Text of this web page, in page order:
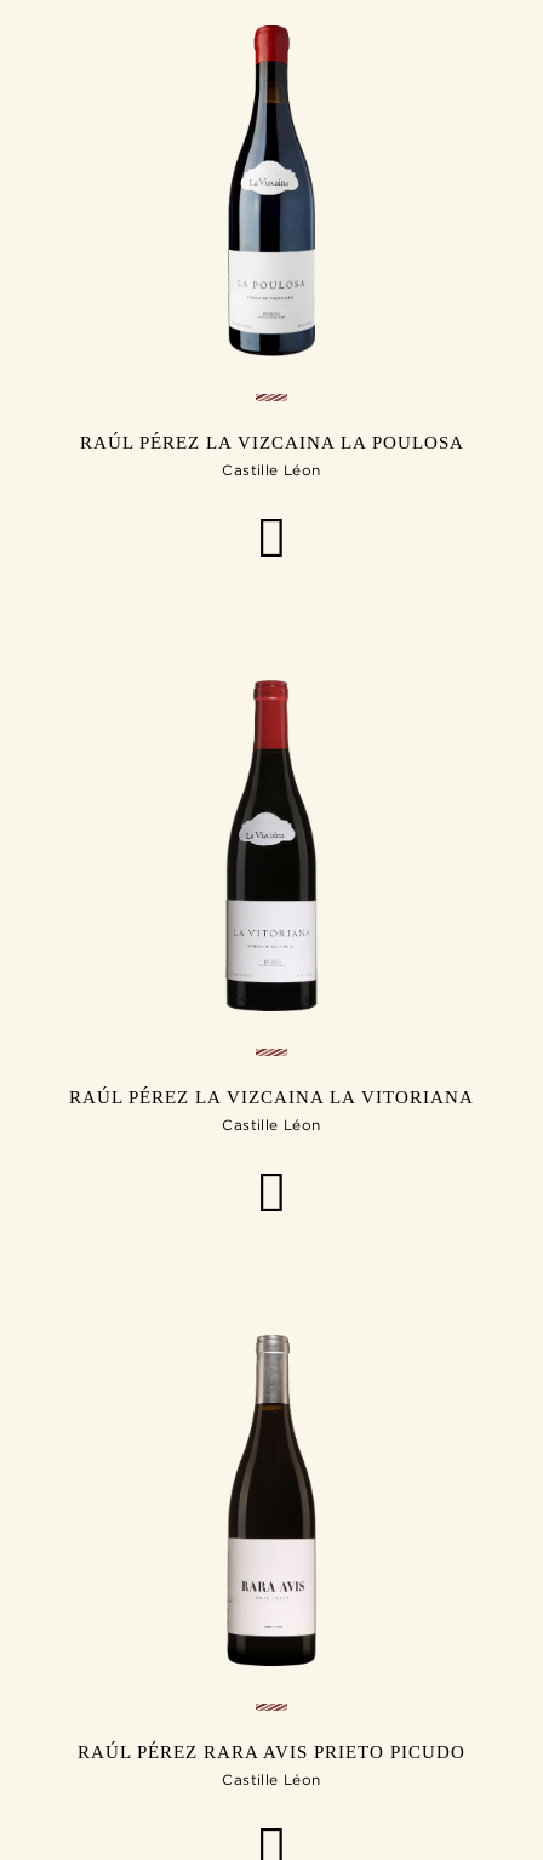
RAÚL PÉREZ LA VIZCAINA LA POULOSA
Castille Léon
RAÚL PÉREZ LA VIZCAINA LA VITORIANA
Castille Léon
RAÚL PÉREZ RARA AVIS PRIETO PICUDO
Castille Léon